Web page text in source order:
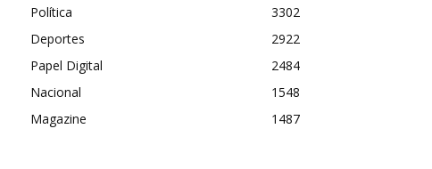
Política
3302
Deportes
2922
Papel Digital
2484
Nacional
1548
Magazine
1487